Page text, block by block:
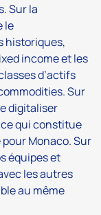
Sur la
le
historiques,
income et les
d’actifs
Sur
digitaliser
qui constitue
Monaco. Sur
équipes et
les autres
au même